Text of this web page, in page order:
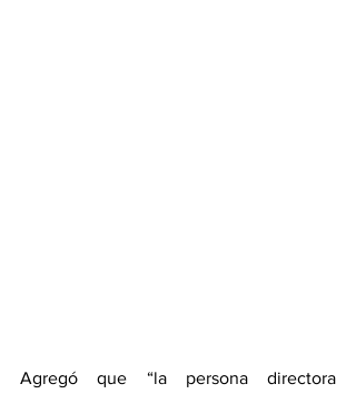
Agregó que “la persona directora